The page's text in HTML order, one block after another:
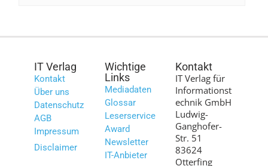
IT Verlag
Kontakt
Über uns
Datenschutz
AGB
Impressum
Disclaimer
Wichtige
Links
Mediadaten
Glossar
Leserservice
Award
Newsletter
IT-Anbieter
Kontakt
IT Verlag für
Informationst
echnik GmbH
Ludwig-
Ganghofer-
Str. 51
83624
Otterfing